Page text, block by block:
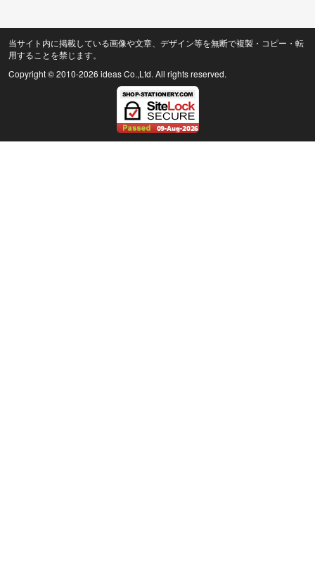
当サイト内に掲載している画像や文章、デザイン等を無断で複製・コピー・転
用することを禁じます。
Copyright © 2010-2026 ideas Co.,Ltd. All rights reserved.